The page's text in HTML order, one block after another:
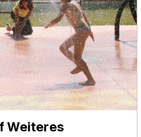
Weiteres